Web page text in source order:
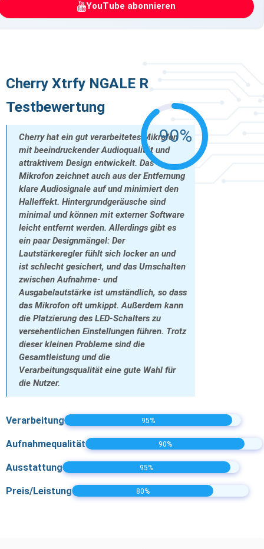
YouTube abonnieren
Cherry Xtrfy NGALE R
Testbewertung
Cherry hat ein gut verarbeitetes Mikrofon
mit beeindruckender Audioqualität und
attraktivem Design entwickelt. Das
Mikrofon zeichnet auch aus der Entfernung
klare Audiosignale auf und minimiert den
Halleffekt. Hintergrundgeräusche sind
minimal und können mit externer Software
leicht entfernt werden. Allerdings gibt es
ein paar Designmängel: Der
Lautstärkeregler fühlt sich locker an und
ist schlecht gesichert, und das Umschalten
zwischen Aufnahme- und
Ausgabelautstärke ist umständlich, so dass
das Mikrofon oft umkippt. Außerdem kann
die Platzierung des LED-Schalters zu
versehentlichen Einstellungen führen. Trotz
dieser kleinen Probleme sind die
Gesamtleistung und die
Verarbeitungsqualität eine gute Wahl für
die Nutzer.
90%
Verarbeitung 95%
Aufnahmequalität 90%
Ausstattung 95%
Preis/Leistung 80%